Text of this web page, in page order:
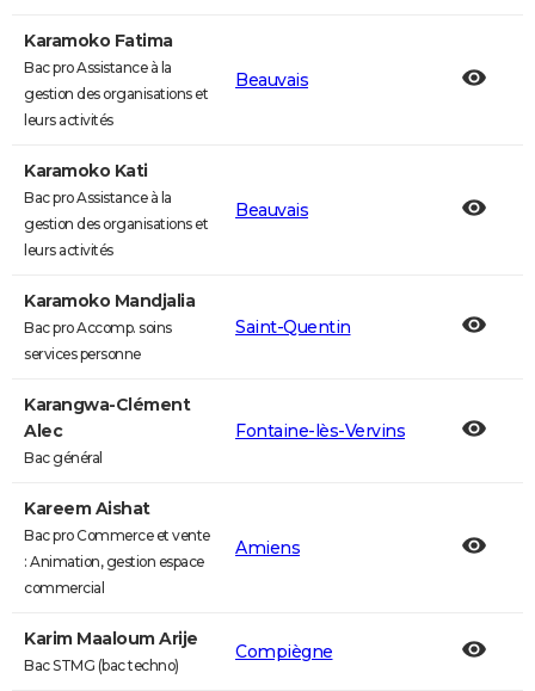
Karamoko Fatima
Bac pro Assistance à la
gestion des organisations et
leurs activités
Beauvais
Karamoko Kati
Bac pro Assistance à la
gestion des organisations et
leurs activités
Beauvais
Karamoko Mandjalia
Bac pro Accomp. soins
services personne
Saint-Quentin
Karangwa-Clément
Alec
Bac général
Fontaine-lès-Vervins
Kareem Aishat
Bac pro Commerce et vente
: Animation, gestion espace
commercial
Amiens
Karim Maaloum Arije
Bac STMG (bac techno)
Compiègne